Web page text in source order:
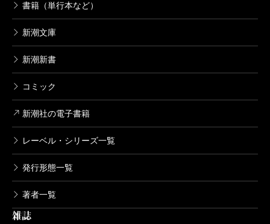
書籍（単行本など）
新潮文庫
新潮新書
コミック
新潮社の電子書籍
レーベル・シリーズ一覧
発行形態一覧
著者一覧
雑誌